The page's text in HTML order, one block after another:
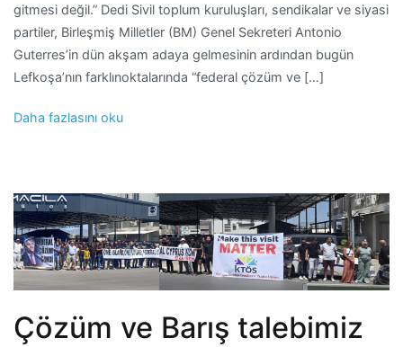
gitmesi değil.” Dedi Sivil toplum kuruluşları, sendikalar ve siyasi
partiler, Birleşmiş Milletler (BM) Genel Sekreteri Antonio
Guterres’in dün akşam adaya gelmesinin ardından bugün
Lefkoşa’nın farklınoktalarında “federal çözüm ve […]
Daha fazlasını oku
Çözüm ve Barış talebimiz